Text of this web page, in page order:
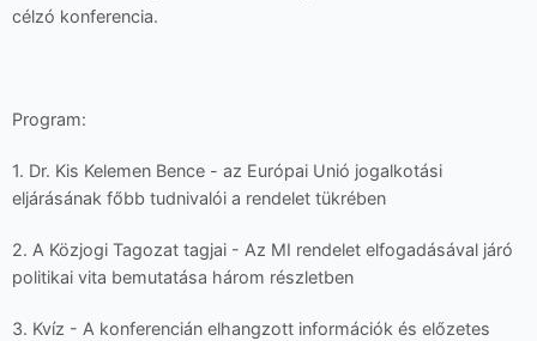
célzó konferencia.
Program:
1. Dr. Kis Kelemen Bence - az Európai Unió jogalkotási
eljárásának főbb tudnivalói a rendelet tükrében
2. A Közjogi Tagozat tagjai - Az MI rendelet elfogadásával járó
politikai vita bemutatása három részletben
3. Kvíz - A konferencián elhangzott információk és előzetes